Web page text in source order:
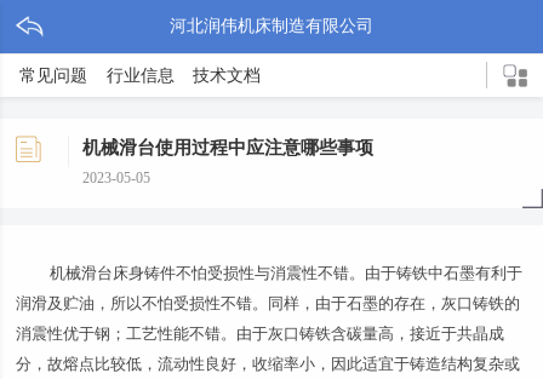
河北润伟机床制造有限公司
常见问题 行业信息 技术文档
机械滑台使用过程中应注意哪些事项
2023-05-05
机械滑台床身铸件不怕受损性与消震性不错。由于铸铁中石墨有利于
润滑及贮油，所以不怕受损性不错。同样，由于石墨的存在，灰口铸铁的
消震性优于钢；工艺性能不错。由于灰口铸铁含碳量高，接近于共晶成
分，故熔点比较低，流动性良好，收缩率小，因此适宜于铸造结构复杂或